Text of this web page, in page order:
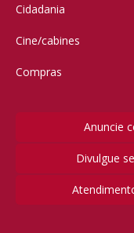
Cidadania
Cine/cabines
Compras
Anuncie
Divulgue